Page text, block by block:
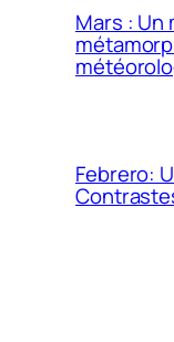
Mars : Un
Febrero: